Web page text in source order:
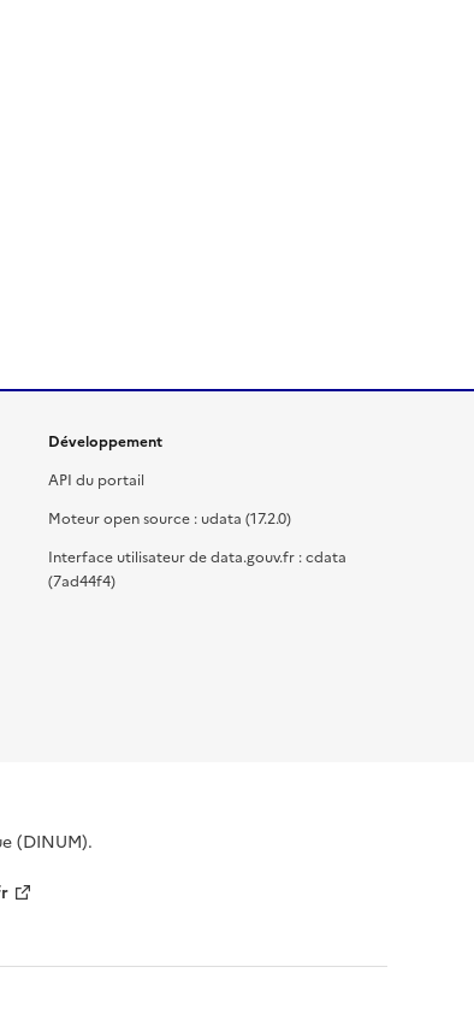
Développement
API du portail
Moteur open source : udata (17.2.0)
Interface utilisateur de data.gouv.fr : cdata
(7ad44f4)
(DINUM).